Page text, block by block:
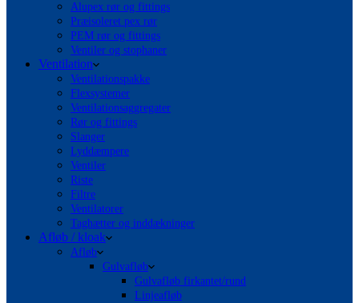
Alupex rør og fittings
Præisoleret pex rør
PEM rør og fittings
Ventiler og stophaner
Ventilation
Ventilationspakke
Flexsystemer
Ventilationsaggregater
Rør og fittings
Slanger
Lyddæmpere
Ventiler
Riste
Filtre
Ventilatorer
Taghætter og inddækninger
Afløb / kloak
Afløb
Gulvafløb
Gulvafløb firkantet/rund
Linjeafløb